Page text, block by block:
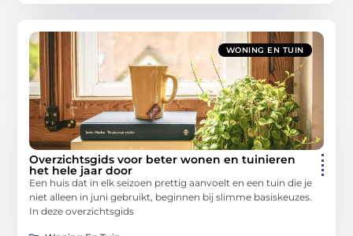
WONING EN TUIN
Overzichtsgids voor beter wonen en tuinieren
het hele jaar door
Een huis dat in elk seizoen prettig aanvoelt en een tuin die je
niet alleen in juni gebruikt, beginnen bij slimme basiskeuzes.
In deze overzichtsgids